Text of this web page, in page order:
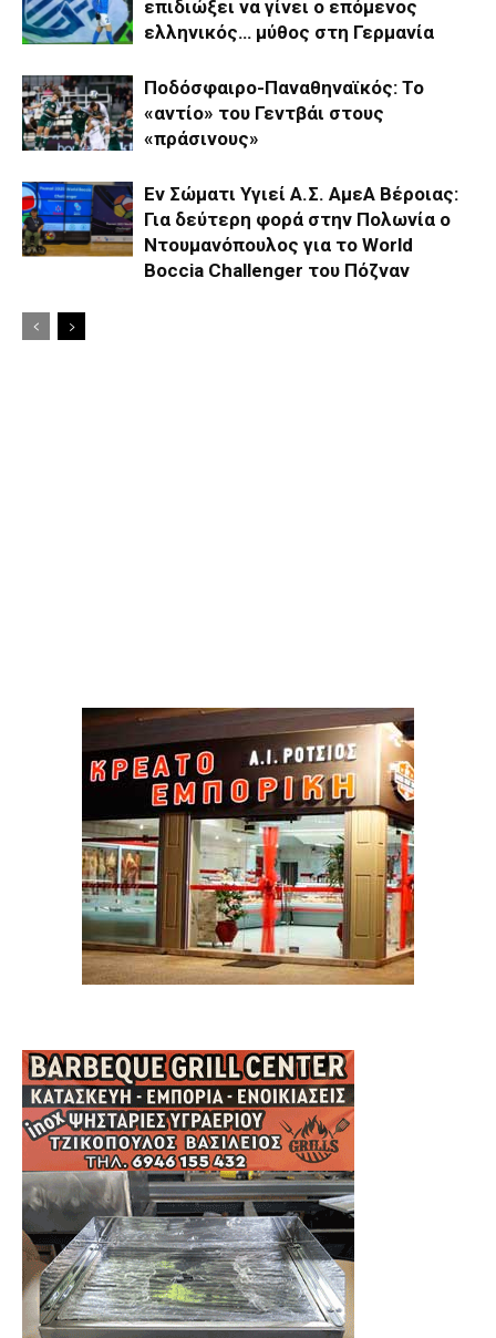
επιδιώξει να γίνει ο επόμενος
ελληνικός… μύθος στη Γερμανία
Ποδόσφαιρο-Παναθηναϊκός: Το
«αντίο» του Γεντβάι στους
«πράσινους»
Εν Σώματι Υγιεί Α.Σ. ΑμεΑ Βέροιας:
Για δεύτερη φορά στην Πολωνία ο
Ντουμανόπουλος για το World
Boccia Challenger του Πόζναν